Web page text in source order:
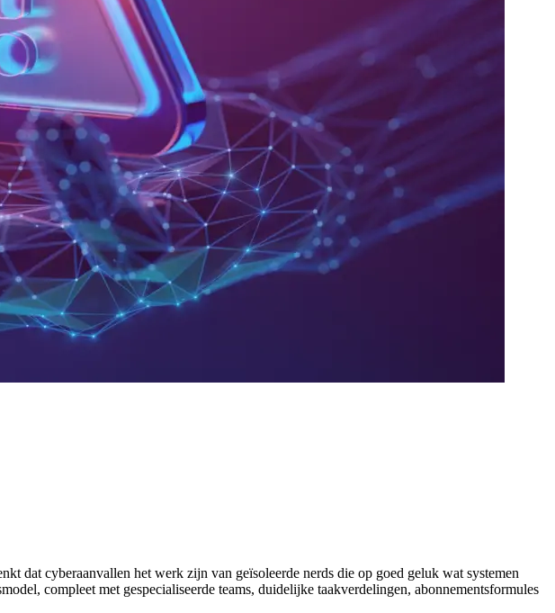
dat cyberaanvallen het werk zijn van geïsoleerde nerds die op goed geluk wat systemen
compleet met gespecialiseerde teams, duidelijke taakverdelingen, abonnementsformules